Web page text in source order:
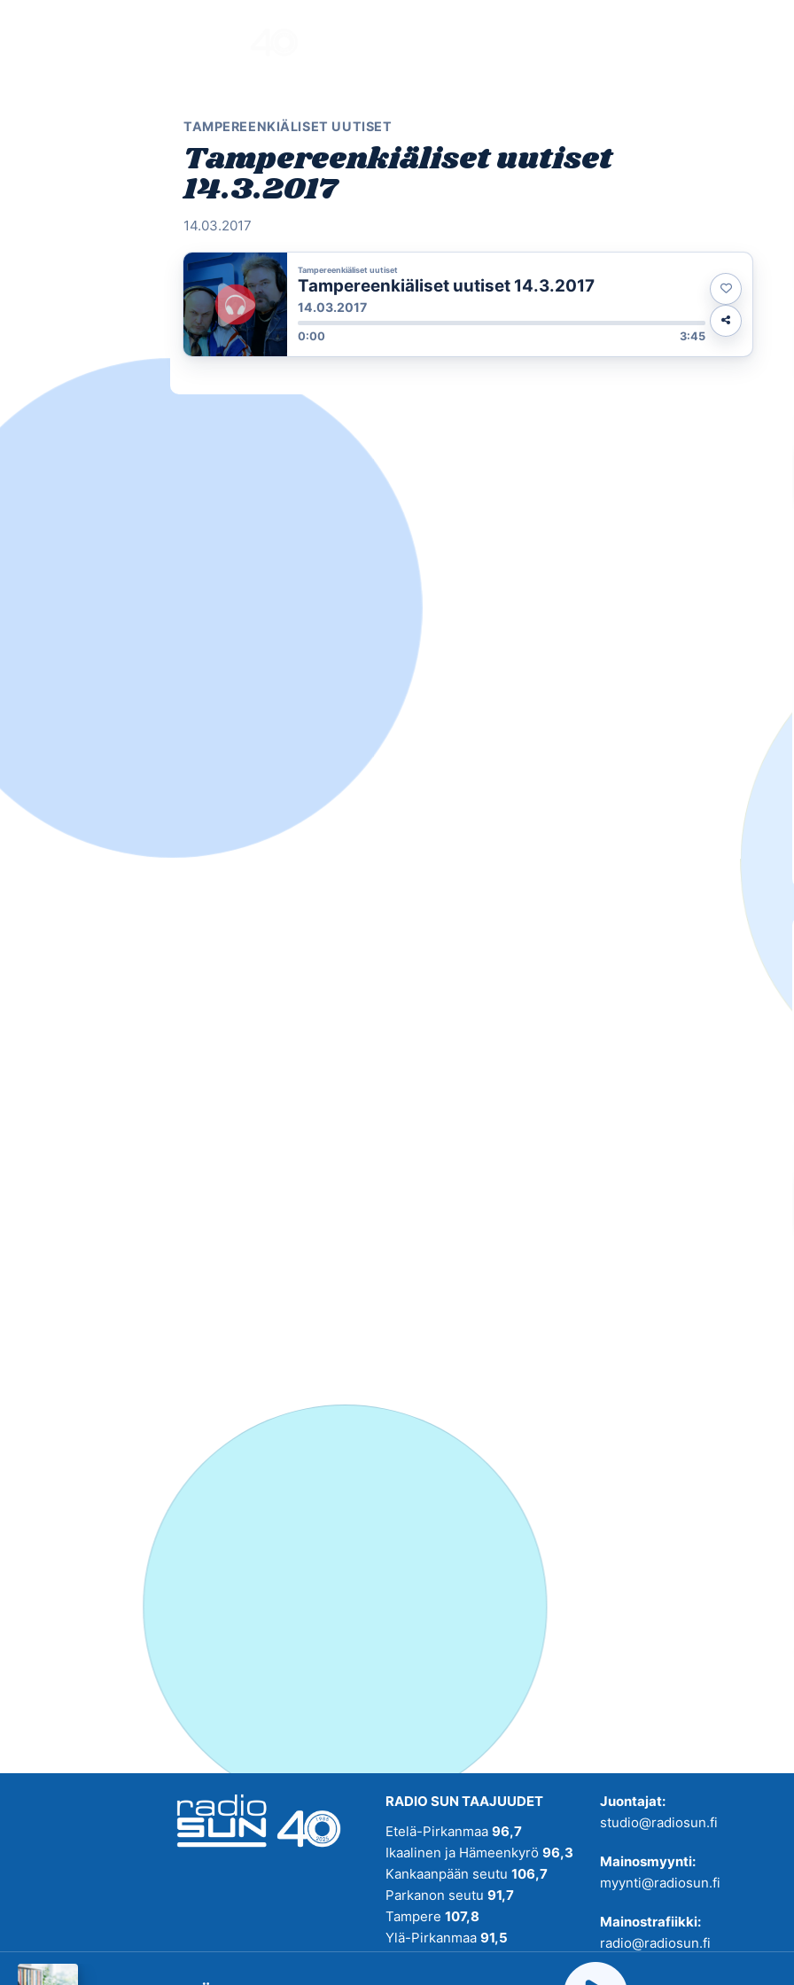
TAMPEREENKIÄLISET UUTISET
Tampereenkiäliset uutiset
14.3.2017
14.03.2017
Tampereenkiäliset uutiset
Tampereenkiäliset uutiset 14.3.2017
14.03.2017
0:00 3:45
RADIO SUN TAAJUUDET
Etelä-Pirkanmaa 96,7
Ikaalinen ja Hämeenkyrö 96,3
Kankaanpään seutu 106,7
Parkanon seutu 91,7
Tampere 107,8
Ylä-Pirkanmaa 91,5
Pirmedioita.
Juontajat:
studio@radiosun.fi
Mainosmyynti:
myynti@radiosun.fi
Mainostrafiikki:
radio@radiosun.fi